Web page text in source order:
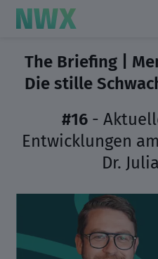
The Briefing |
Die stille
#16-
Entwicklungen
Dr.